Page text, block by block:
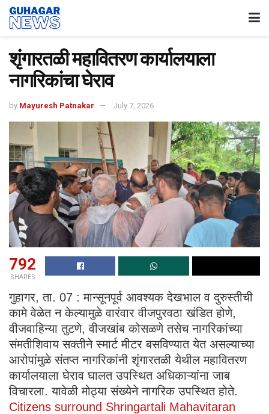
शृंगारतळी महावितरण कार्यालयाला
नागरिकांचा घेराव
by Mayuresh Patnakar July 7, 2026
792
SHARES
गुहागर, ता. 07 : मान्सूनपूर्व आवश्यक देखभाल व दुरुस्तीची
कामे वेळेत न केल्यामुळे वारंवार वीजपुरवठा खंडित होणे,
वीजवाहिन्या तुटणे, वीजखांब कोसळणे तसेच नागरिकांच्या
संमतीशिवाय सक्तीने स्मार्ट मीटर बसविण्यात येत असल्याच्या
आरोपांमुळे संतप्त नागरिकांनी शृंगारतळी येथील महावितरण
कार्यालयाला घेराव घालत उपस्थित अधिकाऱ्यांना जाब
विचारला. यावेळी मोठ्या संख्येने नागरिक उपस्थित होते.
Citizens surround Shringartali Mahavitaran